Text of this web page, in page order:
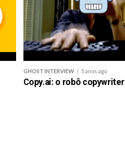
GHOST INTERVIEW 5 anos ago
Copy.ai: o robô copywriter